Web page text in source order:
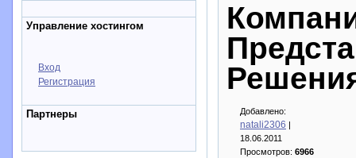
Управление хостингом
Вход
Регистрация
Партнеры Добавлено:
natali2306 |
18.06.2011
Просмотров: 6966